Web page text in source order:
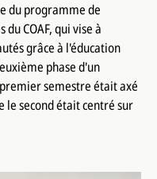
du programme de
COAF, qui vise à
grâce à l'éducation
phase d'un
semestre était axé
le second était centré sur